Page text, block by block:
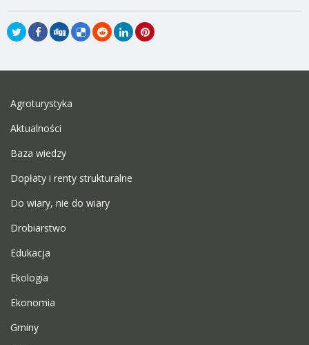
Agroturystyka
Aktualności
Baza wiedzy
Dopłaty i renty strukturalne
Do wiary, nie do wiary
Drobiarstwo
Edukacja
Ekologia
Ekonomia
Gminy